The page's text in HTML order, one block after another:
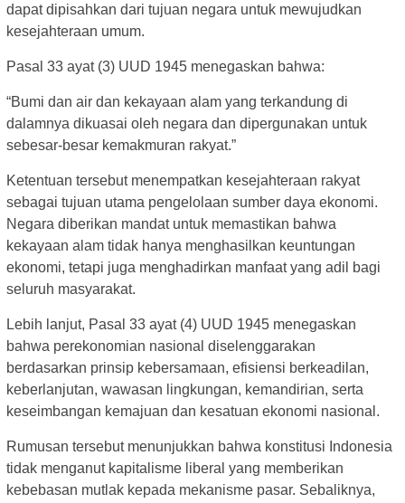
dapat dipisahkan dari tujuan negara untuk mewujudkan
kesejahteraan umum.
Pasal 33 ayat (3) UUD 1945 menegaskan bahwa:
“Bumi dan air dan kekayaan alam yang terkandung di
dalamnya dikuasai oleh negara dan dipergunakan untuk
sebesar-besar kemakmuran rakyat.”
Ketentuan tersebut menempatkan kesejahteraan rakyat
sebagai tujuan utama pengelolaan sumber daya ekonomi.
Negara diberikan mandat untuk memastikan bahwa
kekayaan alam tidak hanya menghasilkan keuntungan
ekonomi, tetapi juga menghadirkan manfaat yang adil bagi
seluruh masyarakat.
Lebih lanjut, Pasal 33 ayat (4) UUD 1945 menegaskan
bahwa perekonomian nasional diselenggarakan
berdasarkan prinsip kebersamaan, efisiensi berkeadilan,
keberlanjutan, wawasan lingkungan, kemandirian, serta
keseimbangan kemajuan dan kesatuan ekonomi nasional.
Rumusan tersebut menunjukkan bahwa konstitusi Indonesia
tidak menganut kapitalisme liberal yang memberikan
kebebasan mutlak kepada mekanisme pasar. Sebaliknya,